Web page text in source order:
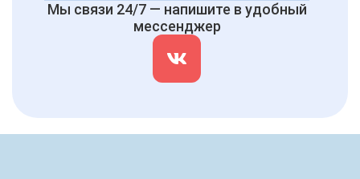
Мы связи 24/7 — напишите в удобный
мессенджер